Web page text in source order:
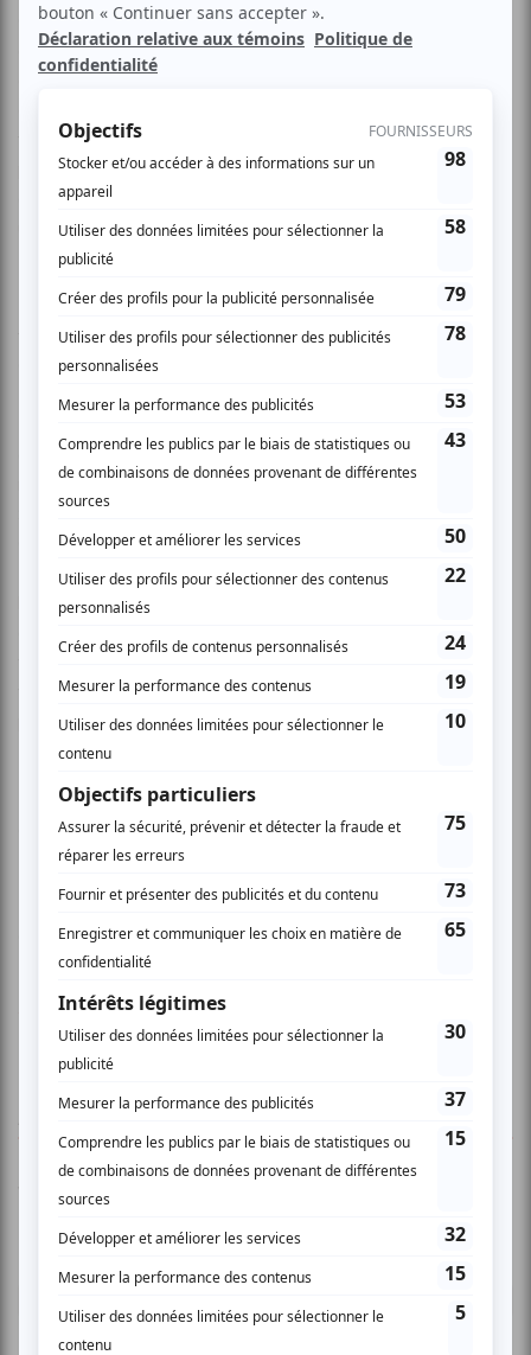
Claireece Precious Jones a 16 ans, est obèse, illettrée et
attend un deuxième enfant de son père incestueux. Elle vit
à Harlem avec sa mère Mary qui partage son temps entre
télé et traiter sa fille en esclave. Virée de l’école, Precious
parvient à trouver une place dans une école alternative où
elle rencontre d’autres filles tout aussi paumées qu’elle et
une prof unique, Miss Blu Rain.
Pour son deuxième film, Lee Daniels (Shadowboxer) a eu
tous les honneurs : les chanteurs Lenny Kravitz, Mariah
Carey et Mo’Nique dans sa distribution, et trois prix dont le
Prix du public et le Grand Prix, au Festival de Sundance!
d’adapter un des livres les plus bouleversants et les plus
riches des années 90 : Push, de la poétesse urbaine
Sapphire, une relecture contemporaine et vibrante de La
Couleur pourpre d’Alice Walker mâtinée de Dickens.
Donnant vie à ce récit avec imagination, énergie et
beaucoup d’effets, Precious fait aussi découvrir la jeune
actrice Gabourey «Gabby» Sidibe qui, entre force vitale et
vulnérabilité extrême, donne à ce personnage battu par la
vie tout le supplément d’âme nécessaire à la rendre
poignante. Helen Faradji
États -Unis | 2008 | 105 min. | couleur | 35mm | v.o.
anglaise | int. : Gabourey Sidibe | Mo’Nique | Paula Patton |
Lenny Kravitz | Mariah Carey
Contact : Maple Pictures
www.nouveaucinema.ca
AUCUN COMMENTAIRE
Vous devez être connecté pour
donner un avis.